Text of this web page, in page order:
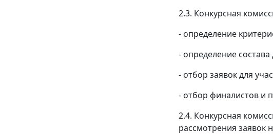
2.3. Конкурсная
- определение
- определение
- отбор заявок для
- отбор финалистов и
2.4. Конкурсная
рассмотрения заявок